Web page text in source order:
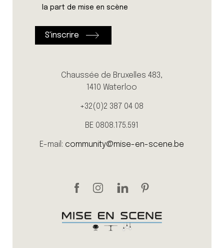
la part de mise en scène
Chaussée de Bruxelles 483,
1410 Waterloo
+32(0)2 387 04 08
BE 0808.175.591
E-mail: community@mise-en-scene.be